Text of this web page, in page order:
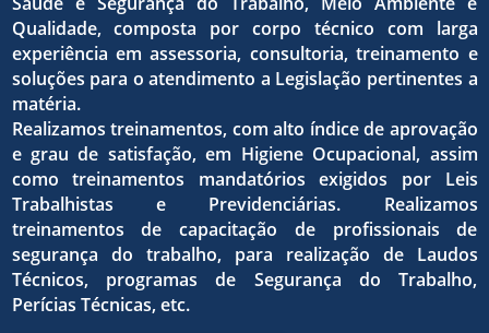
dos
do
da
o
Qualidade, composta por corpo técnico com larga
experiência em assessoria, consultoria, treinamento e
soluções para o atendimento a Legislação pertinentes a
matéria.
Realizamos treinamentos, com alto índice de aprovação
e grau de satisfação, em Higiene Ocupacional, assim
como treinamentos mandatórios exigidos por Leis
Trabalhistas e Previdenciárias. Realizamos
treinamentos de capacitação de profissionais de
segurança do trabalho, para realização de Laudos
Técnicos, programas de Segurança do Trabalho,
Perícias Técnicas, etc.